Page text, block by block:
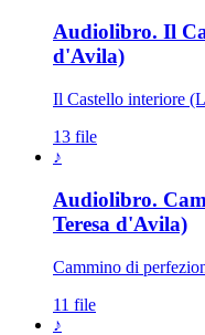
Audiolibro. Il
d'Avila)
Il Castello interiore
13 file
♪
Audiolibro.
Teresa d'Avila)
Cammino di
11 file
♪